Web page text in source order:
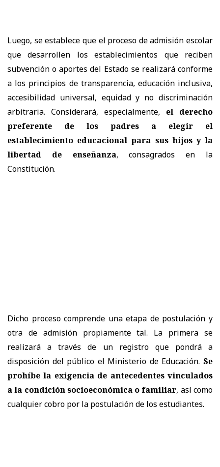
Luego, se establece que el proceso de admisión escolar
que desarrollen los establecimientos que reciben
subvención o aportes del Estado se realizará conforme
a los principios de transparencia, educación inclusiva,
accesibilidad universal, equidad y no discriminación
arbitraria. Considerará, especialmente, el derecho
preferente de los padres a elegir el
establecimiento educacional para sus hijos y la
libertad de enseñanza, consagrados en la
Constitución.
Dicho proceso comprende una etapa de postulación y
otra de admisión propiamente tal. La primera se
realizará a través de un registro que pondrá a
disposición del público el Ministerio de Educación. Se
prohíbe la exigencia de antecedentes vinculados
a la condición socioeconómica o familiar, así como
cualquier cobro por la postulación de los estudiantes.